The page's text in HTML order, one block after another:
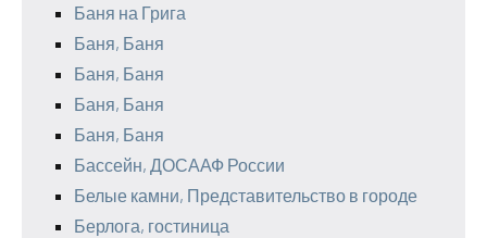
Баня на Грига
Баня, Баня
Баня, Баня
Баня, Баня
Баня, Баня
Бассейн, ДОСААФ России
Белые камни, Представительство в городе
Берлога, гостиница